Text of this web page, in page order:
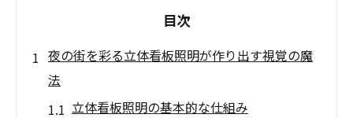
目次
夜の街を彩る立体看板照明が作り出す視覚の魔
法
立体看板照明の基本的な仕組み